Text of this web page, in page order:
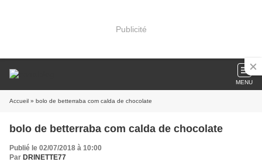
Publicité
MENU
Accueil » bolo de betterraba com calda de chocolate
bolo de betterraba com calda de chocolate
Publié le 02/07/2018 à 10:00
Par DRINETTE77